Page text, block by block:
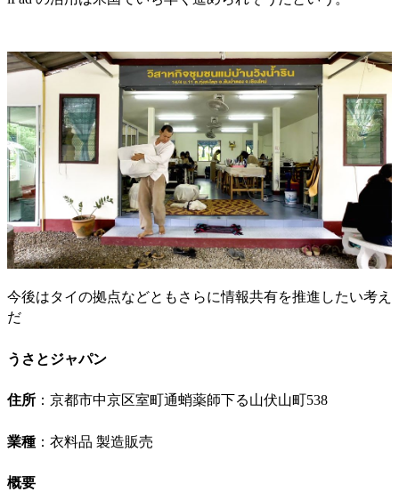
今後はタイの拠点などともさらに情報共有を推進したい考え
だ
うさとジャパン
住所 ：京都市中京区室町通蛸薬師下る山伏山町538
業種 ：衣料品 製造販売
概要